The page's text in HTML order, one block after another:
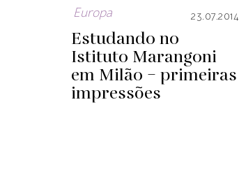
Europa 23.07.2014
Estudando no
Istituto Marangoni
em Milão – primeiras
impressões